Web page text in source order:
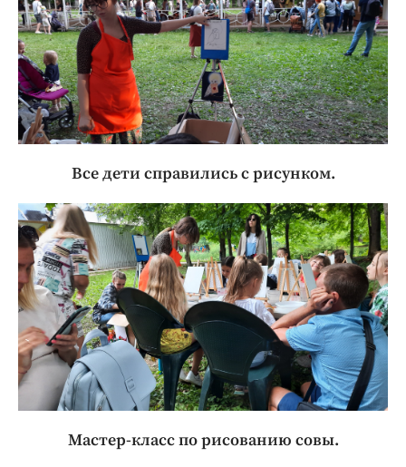
Все дети справились с рисунком.
Мастер-класс по рисованию совы.